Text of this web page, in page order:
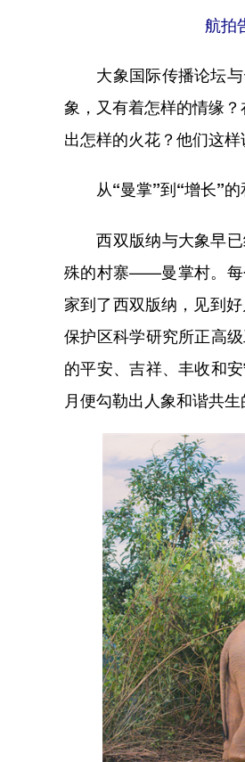
航拍
大象国际传播论坛与
象，又有着怎样的情缘
出怎样的火花？他们这
从“曼掌”到“增长”的
西双版纳与大象早已
殊的村寨——曼掌村。每
家到了西双版纳，见到
保护区科学研究所正高
的平安、吉祥、丰收和
月便勾勒出人象和谐共生